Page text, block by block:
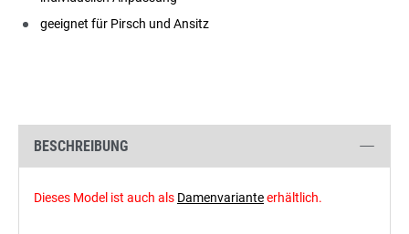
geeignet für Pirsch und Ansitz
BESCHREIBUNG
Dieses Model ist auch als Damenvarianteerhältlich.